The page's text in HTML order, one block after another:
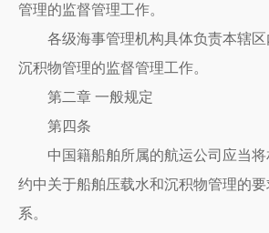
管理的监督管理工作。
各级海事管理机构具体负责本辖区
沉积物管理的监督管理工作。
第二章 一般规定
第四条
中国籍船舶所属的航运公司应当将
约中关于船舶压载水和沉积物管理的
系。